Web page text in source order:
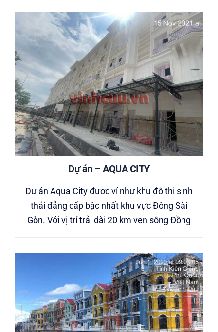
Dự án – AQUA CITY
Dự án Aqua City được ví như khu đô thị sinh
thái đẳng cấp bậc nhất khu vực Đông Sài
Gòn. Với vị trí trải dài 20 km ven sông Đồng